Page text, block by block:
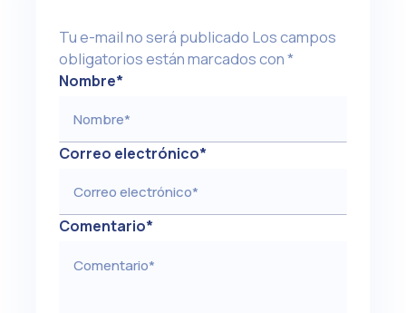
Tu e-mail no será publicado Los campos
obligatorios están marcados con*
Nombre*
Correo electrónico*
Comentario*